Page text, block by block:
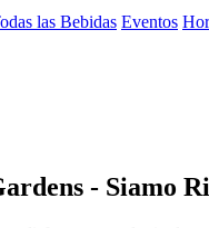
las Bebidas Eventos
- Siamo